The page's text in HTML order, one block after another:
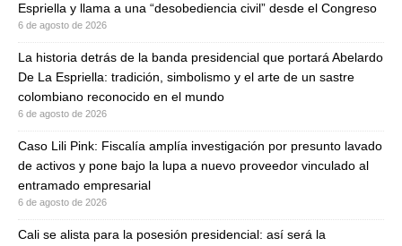
Espriella y llama a una “desobediencia civil” desde el Congreso
6 de agosto de 2026
La historia detrás de la banda presidencial que portará Abelardo
De La Espriella: tradición, simbolismo y el arte de un sastre
colombiano reconocido en el mundo
6 de agosto de 2026
Caso Lili Pink: Fiscalía amplía investigación por presunto lavado
de activos y pone bajo la lupa a nuevo proveedor vinculado al
entramado empresarial
6 de agosto de 2026
Cali se alista para la posesión presidencial: así será la